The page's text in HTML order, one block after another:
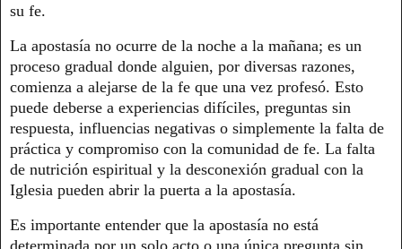
su fe.
La apostasía no ocurre de la noche a la mañana; es un
proceso gradual donde alguien, por diversas razones,
comienza a alejarse de la fe que una vez profesó. Esto
puede deberse a experiencias difíciles, preguntas sin
respuesta, influencias negativas o simplemente la falta de
práctica y compromiso con la comunidad de fe. La falta
de nutrición espiritual y la desconexión gradual con la
Iglesia pueden abrir la puerta a la apostasía.
Es importante entender que la apostasía no está
determinada por un solo acto o una única pregunta sin